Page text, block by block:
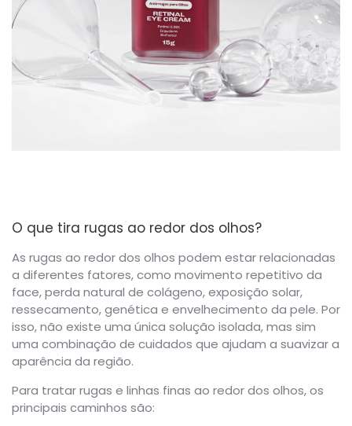
O que tira rugas ao redor dos olhos?
As rugas ao redor dos olhos podem estar relacionadas
a diferentes fatores, como movimento repetitivo da
face, perda natural de colágeno, exposição solar,
ressecamento, genética e envelhecimento da pele. Por
isso, não existe uma única solução isolada, mas sim
uma combinação de cuidados que ajudam a suavizar a
aparência da região.
Para tratar rugas e linhas finas ao redor dos olhos, os
principais caminhos são: